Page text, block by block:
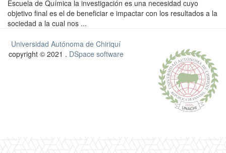
Escuela de Química la investigación es una necesidad cuyo
objetivo final es el de beneficiar e impactar con los resultados a la
sociedad a la cual nos ...
Universidad Autónoma de Chiriquí
copyright © 2021 . DSpace software